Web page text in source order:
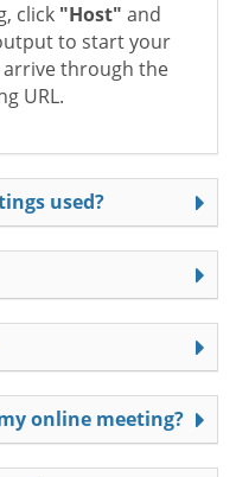
click "Host" and
to start your
arrive through the
URL.
used?
online meeting?